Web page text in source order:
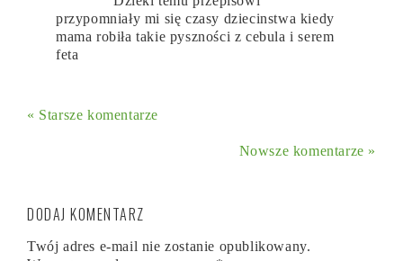
przypomniały mi się czasy dziecinstwa kiedy
mama robiła takie pyszności z cebula i serem
feta
« Starsze komentarze
Nowsze komentarze »
DODAJ KOMENTARZ
Twój adres e-mail nie zostanie opublikowany.